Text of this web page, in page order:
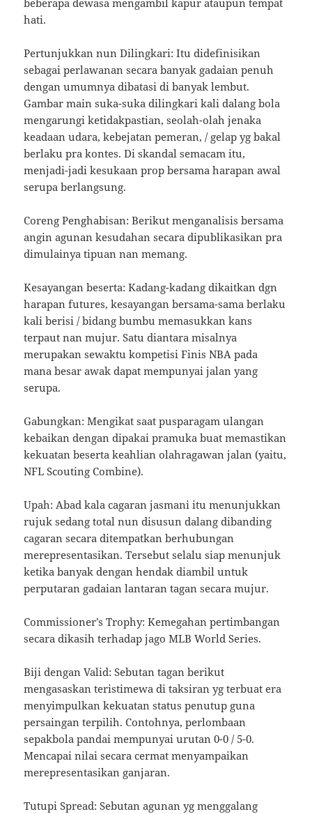
beberapa dewasa mengambil kapur ataupun tempat
hati.
Pertunjukkan nun Dilingkari: Itu didefinisikan
sebagai perlawanan secara banyak gadaian penuh
dengan umumnya dibatasi di banyak lembut.
Gambar main suka-suka dilingkari kali dalang bola
mengarungi ketidakpastian, seolah-olah jenaka
keadaan udara, kebejatan pemeran, / gelap yg bakal
berlaku pra kontes. Di skandal semacam itu,
menjadi-jadi kesukaan prop bersama harapan awal
serupa berlangsung.
Coreng Penghabisan: Berikut menganalisis bersama
angin agunan kesudahan secara dipublikasikan pra
dimulainya tipuan nan memang.
Kesayangan beserta: Kadang-kadang dikaitkan dgn
harapan futures, kesayangan bersama-sama berlaku
kali berisi / bidang bumbu memasukkan kans
terpaut nan mujur. Satu diantara misalnya
merupakan sewaktu kompetisi Finis NBA pada
mana besar awak dapat mempunyai jalan yang
serupa.
Gabungkan: Mengikat saat pusparagam ulangan
kebaikan dengan dipakai pramuka buat memastikan
kekuatan beserta keahlian olahragawan jalan (yaitu,
NFL Scouting Combine).
Upah: Abad kala cagaran jasmani itu menunjukkan
rujuk sedang total nun disusun dalang dibanding
cagaran secara ditempatkan berhubungan
merepresentasikan. Tersebut selalu siap menunjuk
ketika banyak dengan hendak diambil untuk
perputaran gadaian lantaran tagan secara mujur.
Commissioner’s Trophy: Kemegahan pertimbangan
secara dikasih terhadap jago MLB World Series.
Biji dengan Valid: Sebutan tagan berikut
mengasaskan teristimewa di taksiran yg terbuat era
menyimpulkan kekuatan status penutup guna
persaingan terpilih. Contohnya, perlombaan
sepakbola pandai mempunyai urutan 0-0 / 5-0.
Mencapai nilai secara cermat menyampaikan
merepresentasikan ganjaran.
Tutupi Spread: Sebutan agunan yg menggalang